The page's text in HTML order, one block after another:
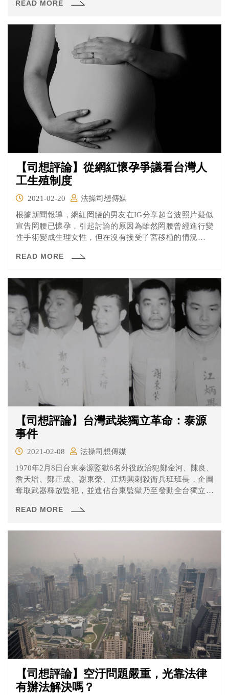
民黨所發，並警告信函製作者已有違法之虞。究竟有可能
READ MORE
【司想評論】從網紅懷孕爭議看台灣人
工生殖制度
2021-02-20
法操司想傳媒
根據新聞報導，網紅罔腰的男友在IG分享超音波照片疑似
宣告罔腰已懷孕，引起討論的原因為雖然罔腰曾經進行變
性手術變成生理女性，但在沒有接受子宮移植的情況下，
同意書，解釋罔腰接受了醫學研究並進行相關手術，然而
市衛生局也表示將約談罔腰釐清其中是否涉及違法行為。
READ MORE
【司想評論】台灣武裝獨立革命：泰源
事件
2021-02-08
法操司想傳媒
1970年2月8日台東泰源監獄6名外役政治犯鄭金河、陳良、
詹天增、鄭正成、謝東榮、江炳興刺殺衛兵班班長，企圖
奪取武器釋放監犯，並進佔台東監獄乃至發動全台獨立行
區，警備總司令部調派陸軍空降部隊進駐，鄭金河等六人
READ MORE
【司想評論】空汙問題嚴重，光靠法律
有辦法解決嗎？